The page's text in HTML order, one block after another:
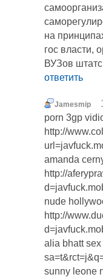
на
гос власти,
ВУЗов
ответить
Jamesmip
porn 3gp
http://
amanda
http://
nude
http://
alia bhatt
sunny leone